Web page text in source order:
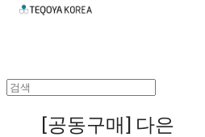
[공동구매] 다은